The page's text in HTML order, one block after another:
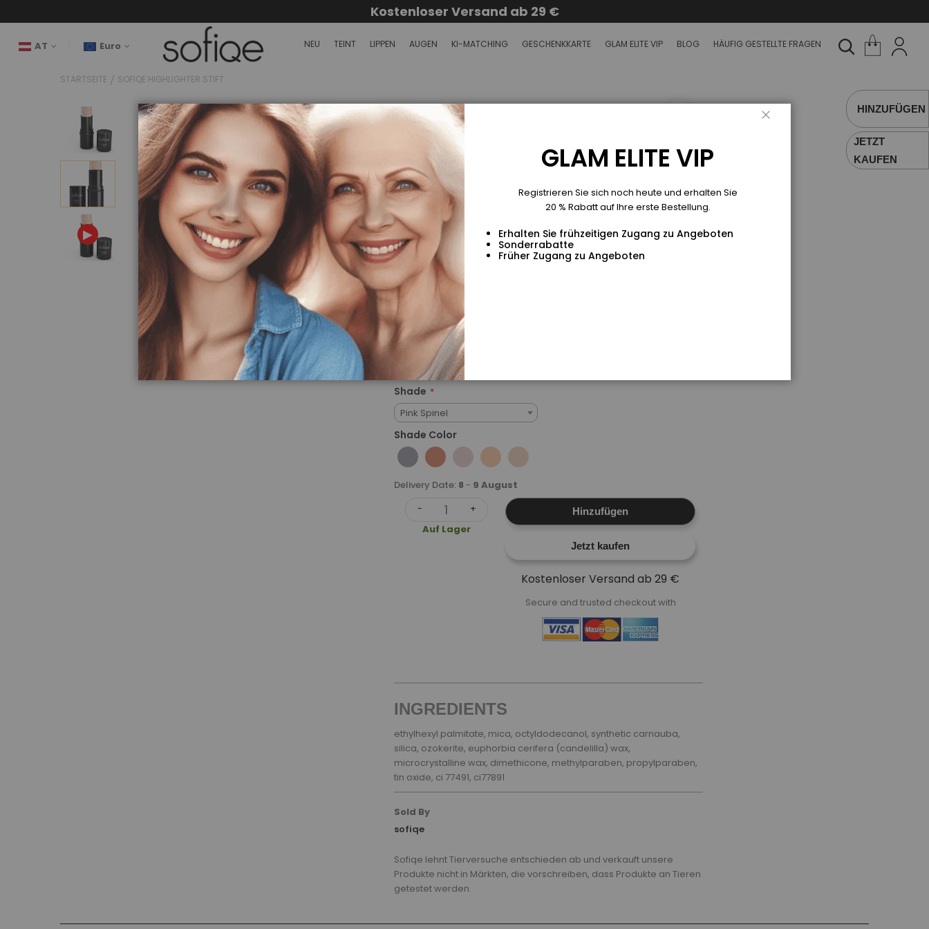
Kostenloser Versand ab 29 €
AT Euro NEU TEINT LIPPEN AUGEN KI-MATCHING GESCHENKKARTE GLAM ELITE VIP BLOG HÄUFIG GESTELLTE FRAGEN
STARTSEITE SOFIQE HIGHLIGHTER STIFT
HINZUFÜGEN
JETZT
KAUFEN
SOFIQE HIGHLIGHTER STIFT
20 VIP Points
€26
Verleihen Sie Ihrem Teint mit dem SOFIQE Highlighter Stick einen
strahlenden Glanz. Diese besonders gut verblendbare, vegane und
cruelty-free Formel sorgt für einen natürlichen, strahlenden Glanz
m...
Vollständige Beschreibung lesen
ANWENDUNG
Tragen Sie den SOFIQE Highlighter Stick auf die hervorstehenden
Stellen Ihres Gesichts auf – beispielsweise auf die Wangenknochen,
die Brauenknochen und den Nasenrücken. Verblenden Sie ihn mit
den ...
Vollständige Anleitung lesen
Shade
Pink Spinel
Shade Color
Delivery Date: 8 - 9 August
-
+
Auf Lager
Hinzufügen
Jetzt kaufen
Kostenloser Versand ab 29 €
Secure and trusted checkout with
INGREDIENTS
ethylhexyl palmitate, mica, octyldodecanol, synthetic carnauba,
silica, ozokerite, euphorbia cerifera (candelilla) wax,
microcrystalline wax, dimethicone, methylparaben, propylparaben,
tin oxide, ci 77491, ci77891
Sold By
sofiqe
Sofiqe lehnt Tierversuche entschieden ab und verkauft unsere
Produkte nicht in Märkten, die vorschreiben, dass Produkte an Tieren
getestet werden.
GLAM ELITE VIP
Registrieren Sie sich noch heute und erhalten Sie
20 % Rabatt auf Ihre erste Bestellung.
Erhalten Sie frühzeitigen Zugang zu Angeboten
Sonderrabatte
Früher Zugang zu Angeboten